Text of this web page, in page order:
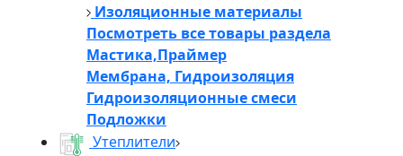
Изоляционные материалы
Посмотреть все товары раздела
Мастика,Праймер
Мембрана, Гидроизоляция
Гидроизоляционные смеси
Подложки
Утеплители